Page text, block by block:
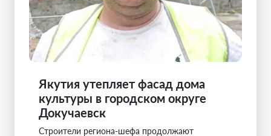
Якутия утепляет фасад дома
культуры в городском округе
Докучаевск
Строители региона-шефа продолжают